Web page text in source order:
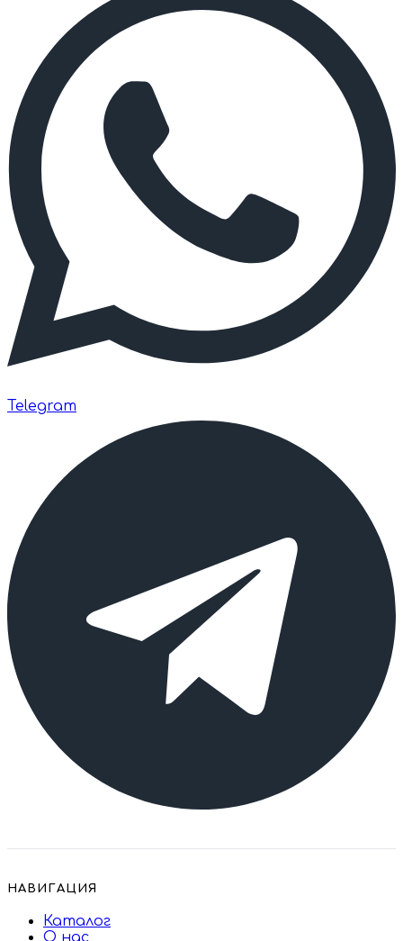
Telegram
НАВИГАЦИЯ
Каталог
О нас